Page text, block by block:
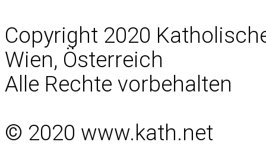
Copyright 2020
Wien, Österreich
Alle Rechte vorbehalten
© 2020 www.kath.net